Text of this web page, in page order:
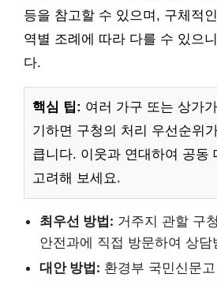
등을 참고할 수 있으며, 구체적
역별 조례에 따라 다를 수 있으
다.
핵심 팁: 여러 가구 또는 상가
기하면 구청의 처리 우선순위
큽니다. 이웃과 연대하여 공동
고려해 보세요.
최우선 방법: 거주지 관할 구
안전과에 직접 방문하여 상담
대안 방법: 환경부 국민신문